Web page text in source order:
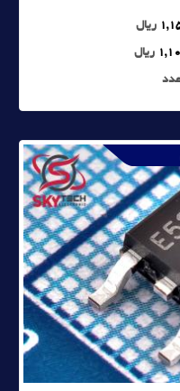
ریال
ریال